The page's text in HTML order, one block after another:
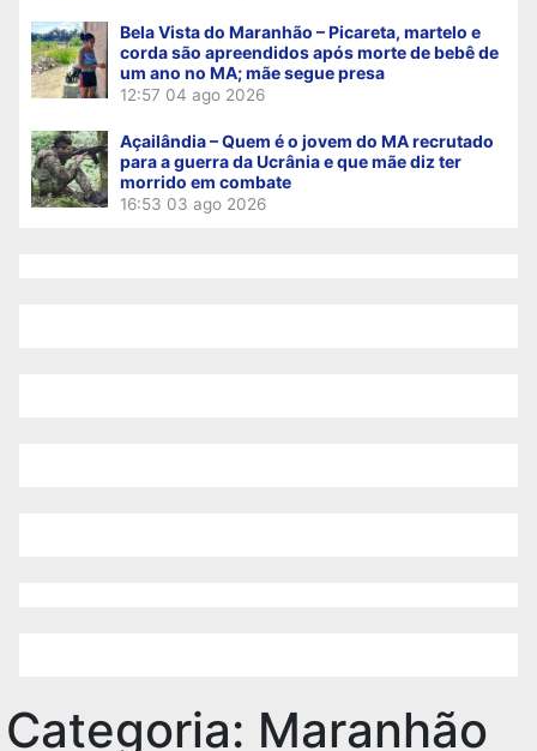
Bela Vista do Maranhão – Picareta, martelo e
corda são apreendidos após morte de bebê de
um ano no MA; mãe segue presa
12:57 04 ago 2026
Açailândia – Quem é o jovem do MA recrutado
para a guerra da Ucrânia e que mãe diz ter
morrido em combate
16:53 03 ago 2026
Categoria: Maranhão